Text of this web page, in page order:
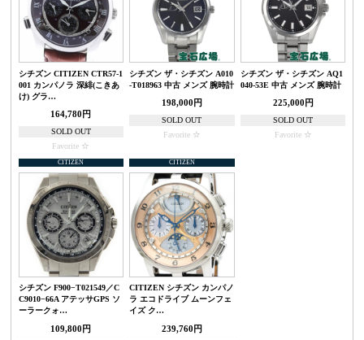
シチズン CITIZEN CTR57-1
001 カンパノラ 深緋(こきあ
け) グラ…
164,780円
SOLD OUT
Favorite
シチズン ザ・シチズン A010
-T018963 中古 メンズ 腕時計
198,000円
SOLD OUT
Favorite
シチズン ザ・シチズン AQ1
040-53E 中古 メンズ 腕時計
225,000円
SOLD OUT
Favorite
CITIZEN
シチズン F900−T021549／C
C9010−66A アテッサGPS ソ
ーラークォ…
109,800円
CITIZEN
CITIZEN シチズン カンパノ
ラ エコドライブ ムーンフェ
イズ ク…
239,760円